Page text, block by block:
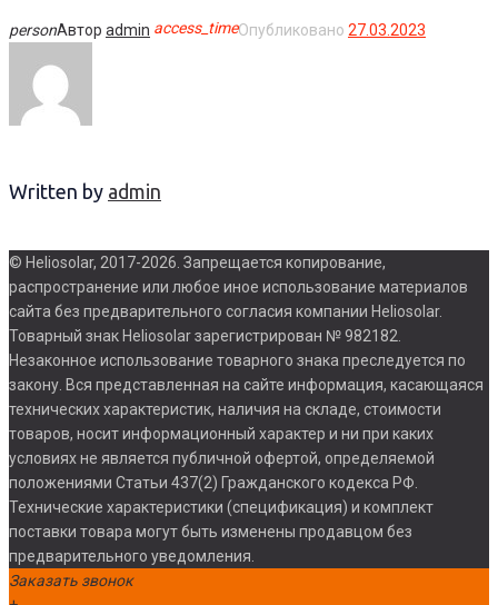
Facebook
Twitter
Google+
LinkedIn
Pinterest
personАвтор admin access_timeОпубликовано 27.03.2023
Written by admin
© Heliosolar, 2017-2026. Запрещается копирование,
распространение или любое иное использование материалов
сайта без предварительного согласия компании Heliosolar.
Товарный знак Heliosolar зарегистрирован № 982182.
Незаконное использование товарного знака преследуется по
закону. Вся представленная на сайте информация, касающаяся
технических характеристик, наличия на складе, стоимости
товаров, носит информационный характер и ни при каких
условиях не является публичной офертой, определяемой
положениями Статьи 437(2) Гражданского кодекса РФ.
Технические характеристики (спецификация) и комплект
поставки товара могут быть изменены продавцом без
предварительного уведомления.
Заказать звонок